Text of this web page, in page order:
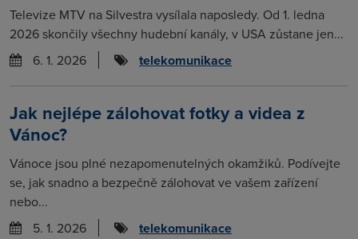
Televize MTV na Silvestra vysílala naposledy. Od 1. ledna
2026 skončily všechny hudební kanály, v USA zůstane jen...
6. 1. 2026
telekomunikace
Jak nejlépe zálohovat fotky a videa z
Vánoc?
Vánoce jsou plné nezapomenutelných okamžiků. Podívejte
se, jak snadno a bezpečně zálohovat ve vašem zařízení
nebo...
5. 1. 2026
telekomunikace